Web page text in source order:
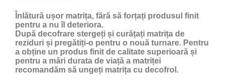
Înlătură ușor matrița, fără să forțați produsul finit
pentru a nu îl deteriora.
După decofrare stergeți și curățați matrița de
reziduri și pregătiți-o pentru o nouă turnare. Pentru
a obține un produs finit de calitate superioară și
pentru a mări durata de viață a matriței
recomandăm să ungeți matrița cu decofrol .